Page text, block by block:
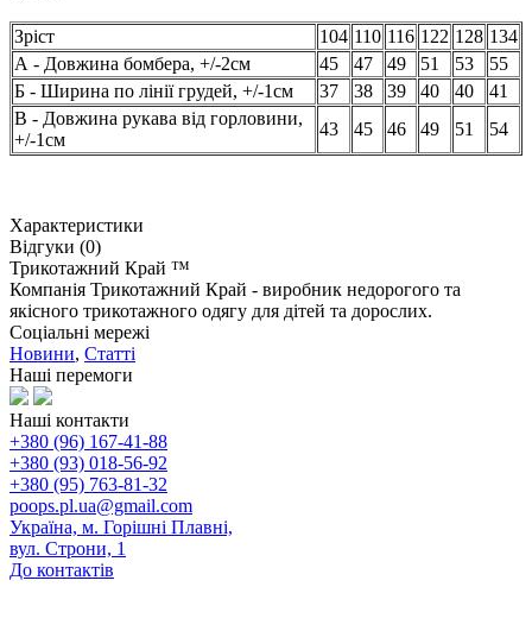
Зріст 104 110 116 122 128 134
А - Довжина бомбера, +/-2см
45 47 49 51 53
55
Б - Ширина по лінії грудей, +/-1см
37 38 39 40 40
41
В - Довжина рукава від горловини,
+/-1см
43 45 46 49 51 54
Характеристики
Відгуки (0)
Трикотажний Край ™
Компанія Трикотажний Край - виробник недорогого та
якісного трикотажного одягу для дітей та дорослих.
Соціальні мережі
Новини, Статті
Наші перемоги
Наші контакти
+380 (96) 167-41-88
+380 (93) 018-56-92
+380 (95) 763-81-32
poops.pl.ua@gmail.com
Україна, м. Горішні Плавні,
вул. Строни, 1
До контактів